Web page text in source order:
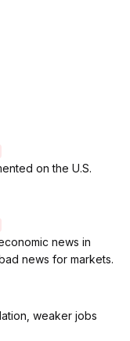
on the U.S.
news in
news for markets.
weaker jobs